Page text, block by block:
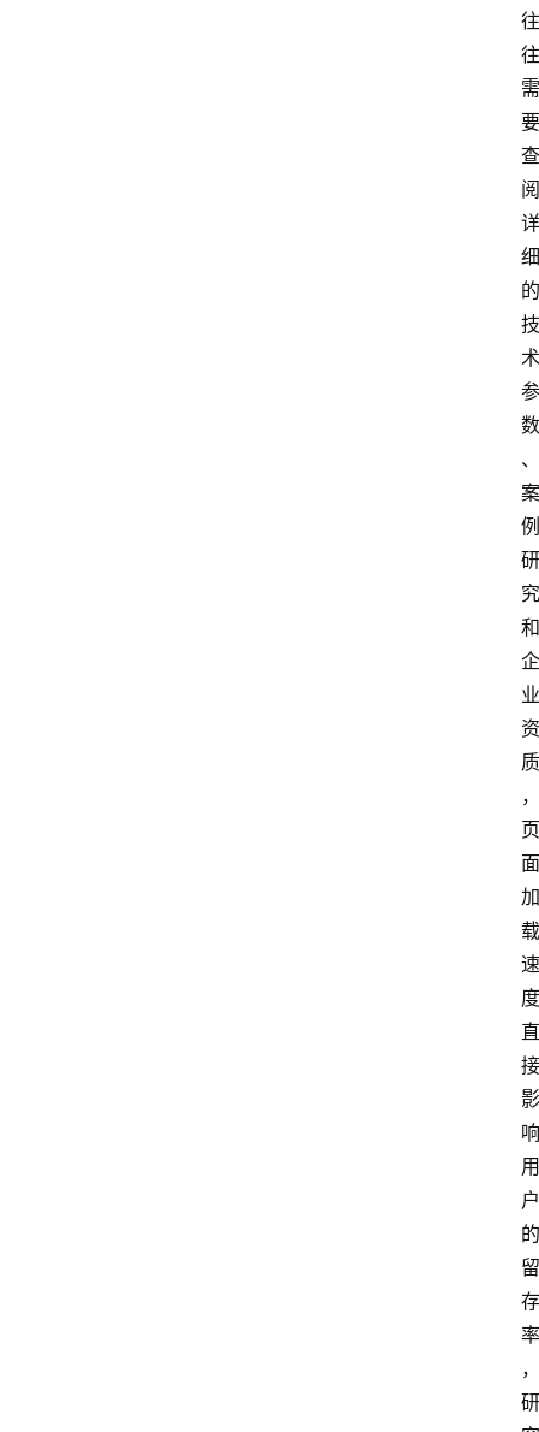
往
往
需
要
查
阅
详
细
的
技
术
参
数
、
案
例
研
究
和
企
业
资
质
，
页
面
加
载
速
度
直
接
影
响
用
户
的
留
存
率
，
研